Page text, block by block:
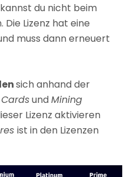
du nicht beim
Lizenz hat eine
muss dann erneuert
sich anhand der
undMining
Lizenz aktivieren
ist in den Lizenzen